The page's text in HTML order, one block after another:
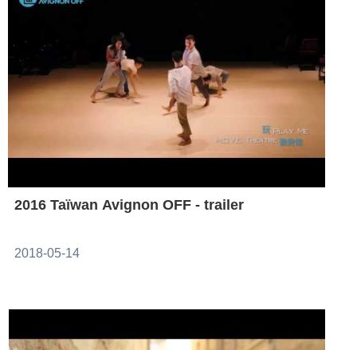
2016 Taïwan Avignon OFF - trailer
2018-05-14